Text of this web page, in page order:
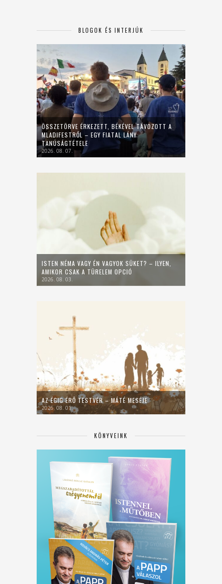
BLOGOK ÉS INTERJÚK
ÖSSZETÖRVE ÉRKEZETT, BÉKÉVEL TÁVOZOTT A
MLADIFESTRŐL – EGY FIATAL LÁNY
TANÚSÁGTÉTELE
2026. 08. 07.
ISTEN NÉMA VAGY ÉN VAGYOK SÜKET? – ILYEN,
AMIKOR CSAK A TÜRELEM OPCIÓ
2026. 08. 03.
AZ ÉGIG ÉRŐ TESTVÉR – MÁTÉ MESÉJE
2026. 08. 01.
KÖNYVEINK